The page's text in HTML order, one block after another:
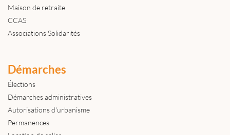
Maison de retraite
CCAS
Associations Solidarités
Démarches
Élections
Démarches administratives
Autorisations d'urbanisme
Permanences